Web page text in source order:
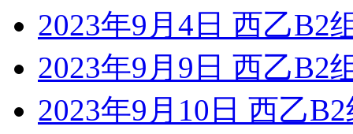
2023年9月4日 西乙B2
2023年9月9日 西乙B2
2023年9月10日 西乙